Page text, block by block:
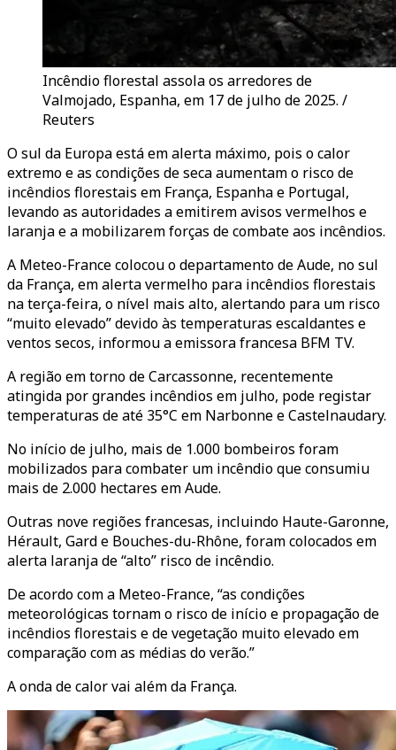
Incêndio florestal assola os arredores de
Valmojado, Espanha, em 17 de julho de 2025. /
Reuters
O sul da Europa está em alerta máximo, pois o calor
extremo e as condições de seca aumentam o risco de
incêndios florestais em França, Espanha e Portugal,
levando as autoridades a emitirem avisos vermelhos e
laranja e a mobilizarem forças de combate aos incêndios.
A Meteo-France colocou o departamento de Aude, no sul
da França, em alerta vermelho para incêndios florestais
na terça-feira, o nível mais alto, alertando para um risco
“muito elevado” devido às temperaturas escaldantes e
ventos secos, informou a emissora francesa BFM TV.
A região em torno de Carcassonne, recentemente
atingida por grandes incêndios em julho, pode registar
temperaturas de até 35°C em Narbonne e Castelnaudary.
No início de julho, mais de 1.000 bombeiros foram
mobilizados para combater um incêndio que consumiu
mais de 2.000 hectares em Aude.
Outras nove regiões francesas, incluindo Haute-Garonne,
Hérault, Gard e Bouches-du-Rhône, foram colocados em
alerta laranja de “alto” risco de incêndio.
De acordo com a Meteo-France, “as condições
meteorológicas tornam o risco de início e propagação de
incêndios florestais e de vegetação muito elevado em
comparação com as médias do verão.”
A onda de calor vai além da França.